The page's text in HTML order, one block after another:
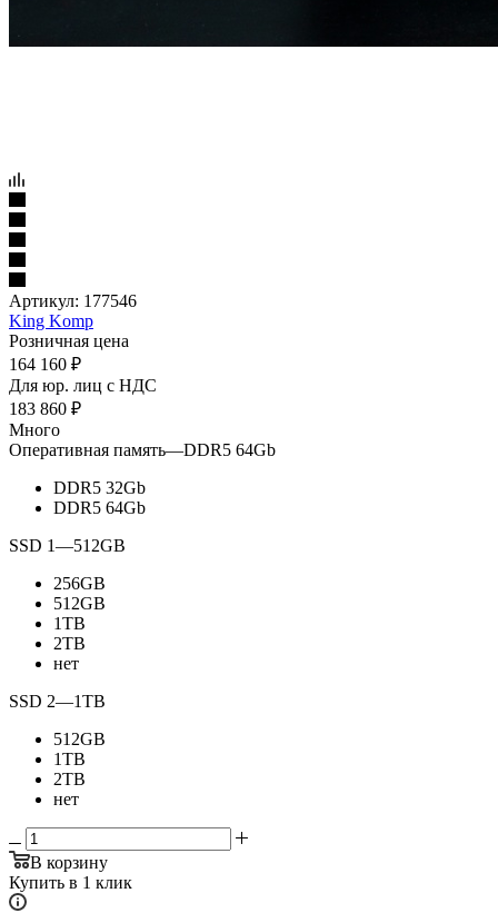
Артикул: 177546
King Komp
Розничная цена
164 160 ₽
Для юр. лиц c НДС
183 860 ₽
Много
Оперативная память—DDR5 64Gb
DDR5 32Gb
DDR5 64Gb
SSD 1—512GB
256GB
512GB
1TB
2TB
нет
SSD 2—1TB
512GB
1TB
2TB
нет
В корзину
Купить в 1 клик